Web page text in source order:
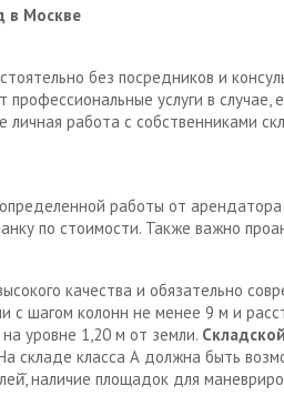
в Москве
без посредников и
профессиональные услуги в
личная работа с собственниками
работы от
по стоимости. Также важно
качества и обязательно
с шагом колонн не менее 9 м и
уровне 1,20 м от земли.
складе класса А должна быть
наличие площадок для